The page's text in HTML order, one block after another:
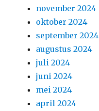
november 2024
oktober 2024
september 2024
augustus 2024
juli 2024
juni 2024
mei 2024
april 2024